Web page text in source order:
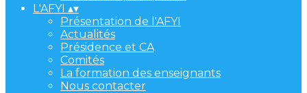
L'AFYI ▴▾
Présentation de l'AFYI
Actualités
Présidence et CA
Comités
La formation des enseignants
Nous contacter